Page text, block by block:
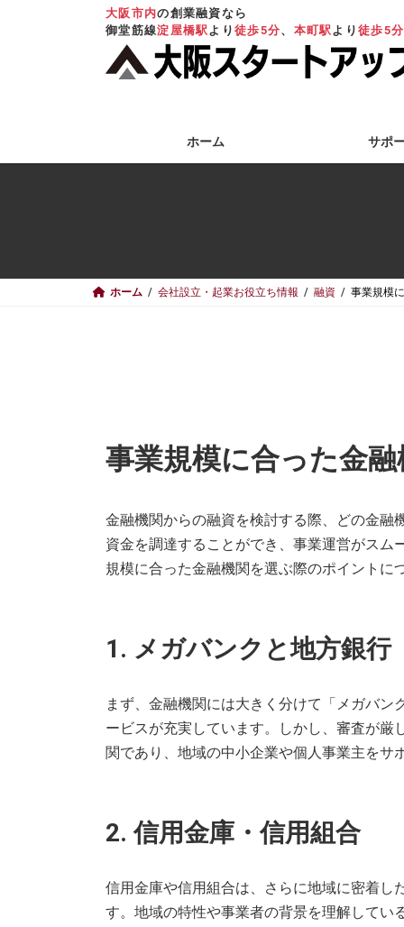
ッ
移
大阪市内の創業融資なら
御堂筋線淀屋橋駅より徒歩5分、 本町駅より徒歩5分
ホーム サポ
ホーム 会社設立・起業お役立ち情報 融資 事業規模
事業規模に合った金
金融機関からの融資を検討する際、どの金融
資金を調達することができ、事業運営がス
規模に合った金融機関を選ぶ際のポイントに
1. メガバンクと地方銀行
まず、金融機関には大きく分けて「メガバ
ービスが充実しています。しかし、審査が
関であり、地域の中小企業や個人事業主をサ
2. 信用金庫・信用組合
信用金庫や信用組合は、さらに地域に密着し
す。地域の特性や事業者の背景を理解してい